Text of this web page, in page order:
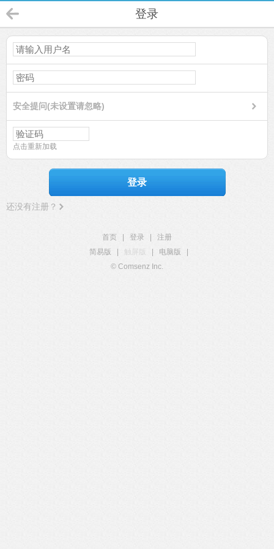
登录
安全提问(未设置请忽略)
点击重新加载
登录
还没有注册？
首页 登录
注册
简易版
触屏版 电脑版
© Comsenz Inc.